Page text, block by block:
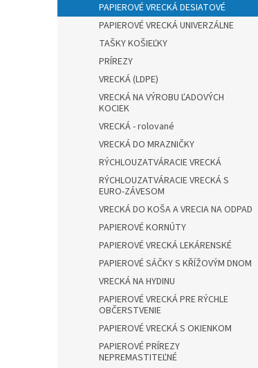
PAPIEROVÉ VRECKÁ DESIATOVÉ
PAPIEROVÉ VRECKÁ UNIVERZÁLNE
TAŠKY KOŠIEĽKY
PRÍREZY
VRECKÁ (LDPE)
VRECKÁ NA VÝROBU ĽADOVÝCH
KOCIEK
VRECKÁ - rolované
VRECKÁ DO MRAZNIČKY
RÝCHLOUZATVÁRACIE VRECKÁ
RÝCHLOUZATVÁRACIE VRECKÁ S
EURO-ZÁVESOM
VRECKÁ DO KOŠA A VRECIA NA ODPAD
PAPIEROVÉ KORNÚTY
PAPIEROVÉ VRECKÁ LEKÁRENSKÉ
PAPIEROVÉ SÁČKY S KŘÍŽOVÝM DNOM
VRECKÁ NA HYDINU
PAPIEROVÉ VRECKÁ PRE RÝCHLE
OBČERSTVENIE
PAPIEROVÉ VRECKÁ S OKIENKOM
PAPIEROVÉ PRÍREZY
NEPREMASTITEĽNÉ